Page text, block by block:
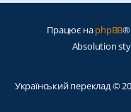
Працює наphpBB®
Absolution
Український переклад ©